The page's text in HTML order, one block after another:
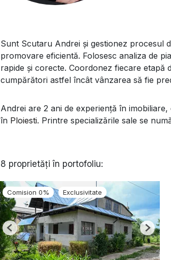
Sunt Scutaru Andrei și gestionez procesul
promovare eficientă. Folosesc analiza de
rapide și corecte. Coordonez fiecare etapă
cumpărători astfel încât vânzarea să fie
Andrei are 2 ani de experiență în
în Ploiesti. Printre specializările sale se
8 proprietăți în portofoliu:
Comision 0% Exclusivitate
Previous Next